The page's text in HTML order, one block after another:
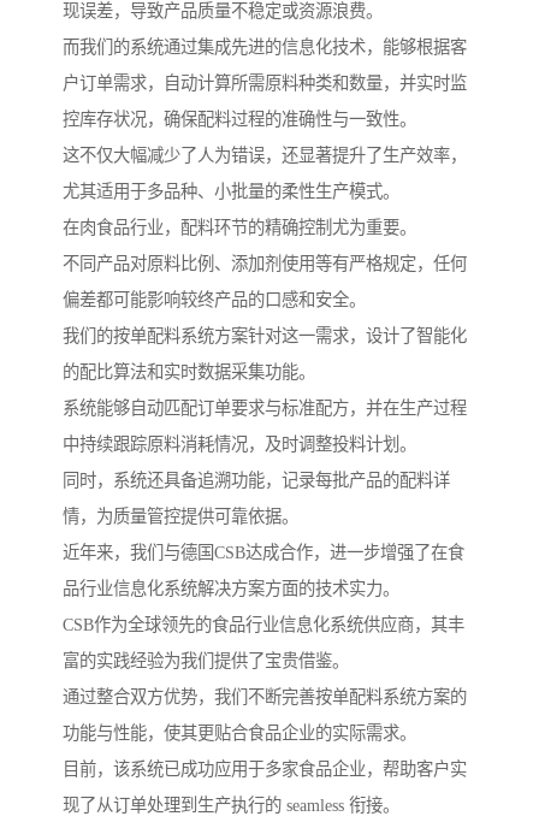
现误差，导致产品质量不稳定或资源浪费。
而我们的系统通过集成先进的信息化技术，能够根据客
户订单需求，自动计算所需原料种类和数量，并实时监
控库存状况，确保配料过程的准确性与一致性。
这不仅大幅减少了人为错误，还显著提升了生产效率，
尤其适用于多品种、小批量的柔性生产模式。
在肉食品行业，配料环节的精确控制尤为重要。
不同产品对原料比例、添加剂使用等有严格规定，任何
偏差都可能影响较终产品的口感和安全。
我们的按单配料系统方案针对这一需求，设计了智能化
的配比算法和实时数据采集功能。
系统能够自动匹配订单要求与标准配方，并在生产过程
中持续跟踪原料消耗情况，及时调整投料计划。
同时，系统还具备追溯功能，记录每批产品的配料详
情，为质量管控提供可靠依据。
近年来，我们与德国CSB达成合作，进一步增强了在食
品行业信息化系统解决方案方面的技术实力。
CSB作为全球领先的食品行业信息化系统供应商，其丰
富的实践经验为我们提供了宝贵借鉴。
通过整合双方优势，我们不断完善按单配料系统方案的
功能与性能，使其更贴合食品企业的实际需求。
目前，该系统已成功应用于多家食品企业，帮助客户实
现了从订单处理到生产执行的 seamless 衔接。